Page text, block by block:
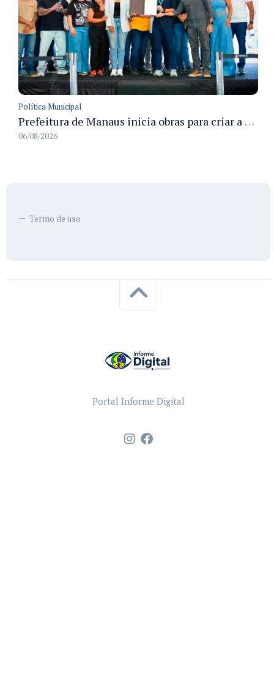
Política Municipal
Prefeitura de Manaus inicia obras para criar a primeira Rua Gastronômica de Manaus na Ferreira Pena
06/08/2026
Termo de uso
Portal Informe Digital